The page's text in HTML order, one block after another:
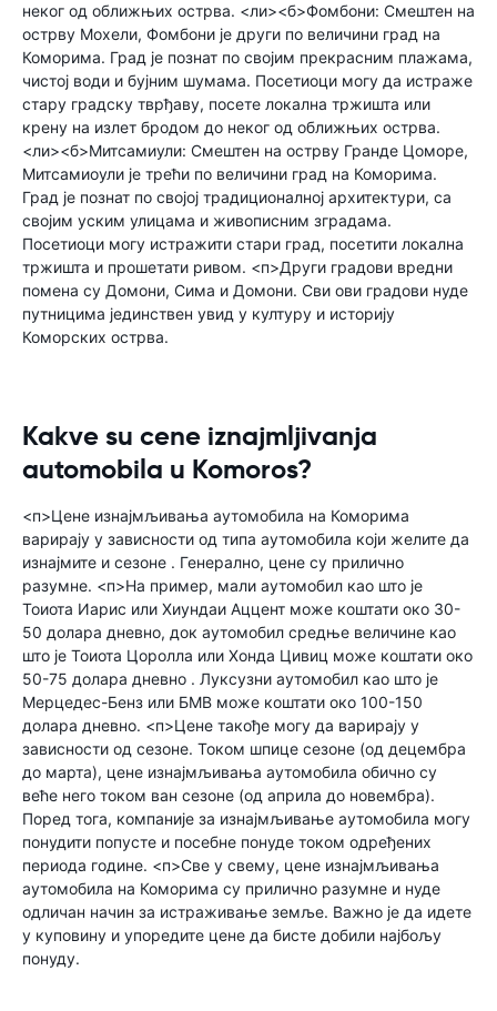
неког од оближњих острва. <ли><б>Фомбони: Смештен на
острву Мохели, Фомбони је други по величини град на
Коморима. Град је познат по својим прекрасним плажама,
чистој води и бујним шумама. Посетиоци могу да истраже
стару градску тврђаву, посете локална тржишта или
крену на излет бродом до неког од оближњих острва.
<ли><б>Митсамиули: Смештен на острву Гранде Цоморе,
Митсамиоули је трећи по величини град на Коморима.
Град је познат по својој традиционалној архитектури, са
својим уским улицама и живописним зградама.
Посетиоци могу истражити стари град, посетити локална
тржишта и прошетати ривом. <п>Други градови вредни
помена су Домони, Сима и Домони. Сви ови градови нуде
путницима јединствен увид у културу и историју
Коморских острва.
Kakve su cene iznajmljivanja
automobila u Komoros?
<п>Цене изнајмљивања аутомобила на Коморима
варирају у зависности од типа аутомобила који желите да
изнајмите и сезоне . Генерално, цене су прилично
разумне. <п>На пример, мали аутомобил као што је
Тоиота Иарис или Хиундаи Аццент може коштати око 30-
50 долара дневно, док аутомобил средње величине као
што је Тоиота Цоролла или Хонда Цивиц може коштати око
50-75 долара дневно . Луксузни аутомобил као што је
Мерцедес-Бенз или БМВ може коштати око 100-150
долара дневно. <п>Цене такође могу да варирају у
зависности од сезоне. Током шпице сезоне (од децембра
до марта), цене изнајмљивања аутомобила обично су
веће него током ван сезоне (од априла до новембра).
Поред тога, компаније за изнајмљивање аутомобила могу
понудити попусте и посебне понуде током одређених
периода године. <п>Све у свему, цене изнајмљивања
аутомобила на Коморима су прилично разумне и нуде
одличан начин за истраживање земље. Важно је да идете
у куповину и упоредите цене да бисте добили најбољу
понуду.